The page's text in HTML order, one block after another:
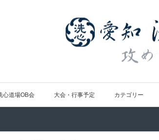
心道場OB会 大会・行事予定 カテゴリー